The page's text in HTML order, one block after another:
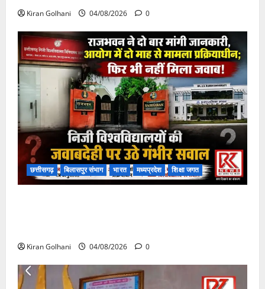
Kiran Golhani 04/08/2026 0
छत्तीसगढ़ बिलासपुर संभाग भारत मध्यप्रदेश शिक्षा जगत
Kiran Golhani 04/08/2026 0